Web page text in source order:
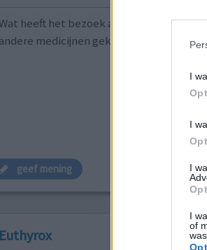
I
I
I
I
of
heeft het bezoek aan de arts
andere medicijnen gekregen en hoe voelt
geef mening
Euthyrox